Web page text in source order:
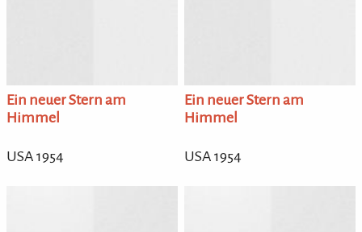
Ein neuer Stern am
Himmel
USA 1954
Ein neuer Stern am
Himmel
USA 1954